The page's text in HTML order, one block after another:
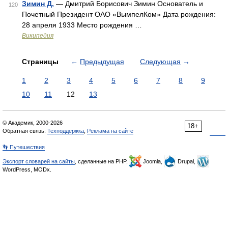
120 Зимин Д. — Дмитрий Борисович Зимин Основатель и
Почетный Президент ОАО «ВымпелКом» Дата рождения:
28 апреля 1933 Место рождения …
Википедия
Страницы ← Предыдущая Следующая →
1 2 3 4 5 6 7 8
9
10
11 12 13
18+
© Академик, 2000-2026
Обратная связь: Техподдержка Реклама на сайте
👣 Путешествия
Экспорт словарей на сайты , сделанные на PHP, Joomla,
Drupal,
WordPress, MODx.